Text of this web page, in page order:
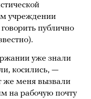
учреждении
публично
уже знали
косились, —
же меня вызвали
на рабочую почту